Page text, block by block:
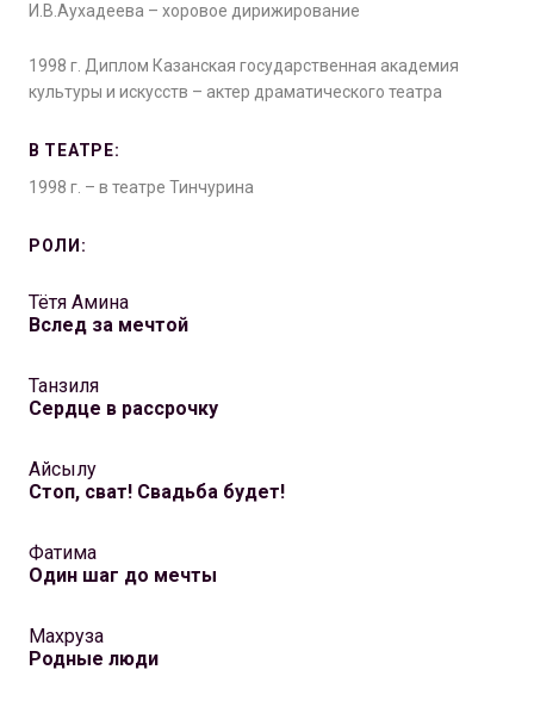
И.В.Аухадеева – хоровое дирижирование
1998 г. Диплом Казанская государственная академия
культуры и искусств – актер драматического театра
В ТЕАТРЕ:
1998 г. – в театре Тинчурина
РОЛИ:
Тётя Амина
Вслед за мечтой
Танзиля
Сердце в рассрочку
Айсылу
Стоп, сват! Свадьба будет!
Фатима
Один шаг до мечты
Махруза
Родные люди